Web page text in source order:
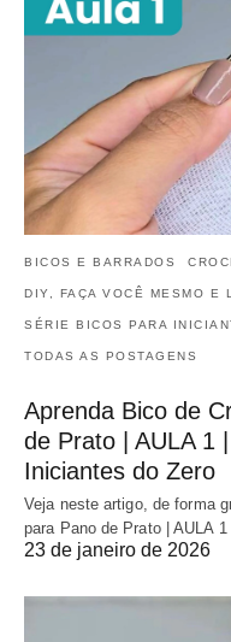
BICOS E BARRADOS
DIY, FAÇA VOCÊ MESMO E
SÉRIE BICOS PARA
TODAS AS POSTAGENS
Aprenda Bico de
de Prato | AULA 1
Iniciantes do Zero
Veja neste artigo, de forma
para Pano de Prato | AULA
23 de janeiro de 2026